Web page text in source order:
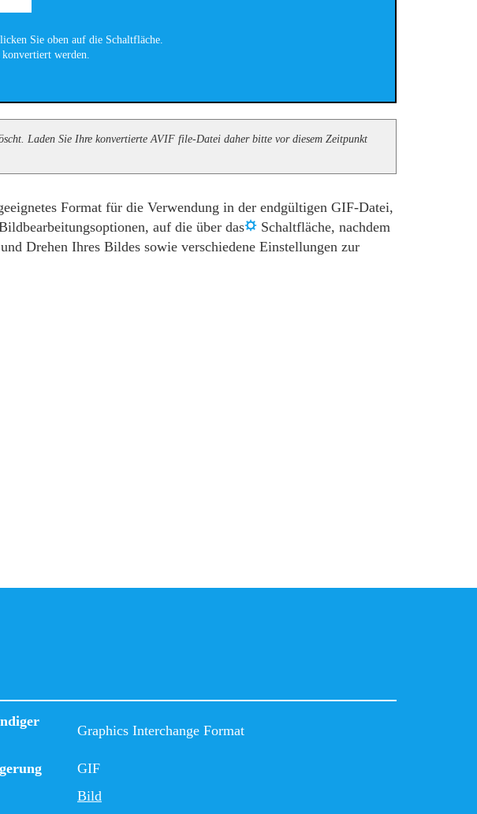
Sie oben auf die Schaltfläche.
werden.
Laden Sie Ihre konvertierte AVIF file-Datei daher bitte vor diesem Zeitpunkt
Format für die Verwendung in der endgültigen GIF-Datei,
auf die über das
Schaltfläche, nachdem
Drehen Ihres Bildes sowie verschiedene Einstellungen zur
Graphics Interchange Format
GIF
Bild